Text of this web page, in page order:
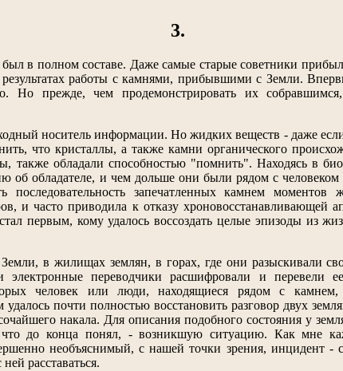
3.
в полном составе. Даже самые старые советники
результатах работы с камнями, прибывшими с Земли.
Но прежде, чем продемонстрировать их
носитель информации. Но жидких веществ - даже
что кристаллы, а также камни органического
также обладали способностью "помнить". Находясь в
об обладателе, и чем дольше они были рядом с
последовательность запечатленных камнем моментов
и часто приводила к отказу хроновосстанавливающей
первым, кому удалось воссоздать целые эпизоды из
в жилищах землян, в горах, где они разыскивали
переводчики расшифровали и перевели
человек или люди, находящиеся рядом с
почти полностью восстановить разговор двух
накала. Для описания подобного состояния у
до конца понял, - возникшую ситуацию. Как мне
необъяснимый, с нашей точки зрения, инцидент -
расставаться.